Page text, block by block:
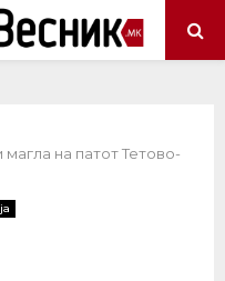
на патот Тетово-